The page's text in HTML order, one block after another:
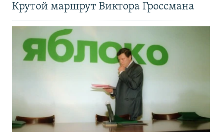
Крутой маршрут Виктора Гроссмана